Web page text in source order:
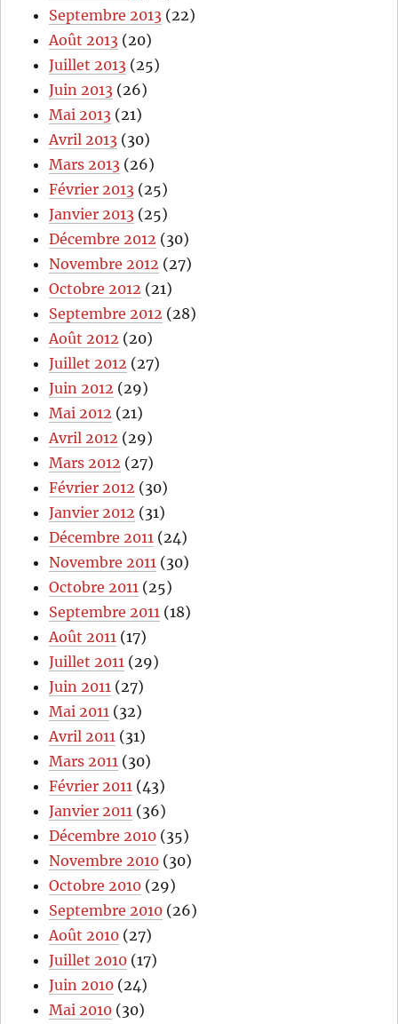
Septembre 2013 (22)
Août 2013 (20)
Juillet 2013 (25)
Juin 2013 (26)
Mai 2013 (21)
Avril 2013 (30)
Mars 2013 (26)
Février 2013 (25)
Janvier 2013 (25)
Décembre 2012 (30)
Novembre 2012 (27)
Octobre 2012 (21)
Septembre 2012 (28)
Août 2012 (20)
Juillet 2012 (27)
Juin 2012 (29)
Mai 2012 (21)
Avril 2012 (29)
Mars 2012 (27)
Février 2012 (30)
Janvier 2012 (31)
Décembre 2011 (24)
Novembre 2011 (30)
Octobre 2011 (25)
Septembre 2011 (18)
Août 2011 (17)
Juillet 2011 (29)
Juin 2011 (27)
Mai 2011 (32)
Avril 2011 (31)
Mars 2011 (30)
Février 2011 (43)
Janvier 2011 (36)
Décembre 2010 (35)
Novembre 2010 (30)
Octobre 2010 (29)
Septembre 2010 (26)
Août 2010 (27)
Juillet 2010 (17)
Juin 2010 (24)
Mai 2010 (30)